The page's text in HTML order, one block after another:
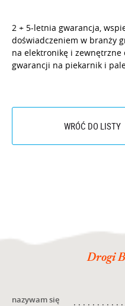
Przepisy
2 + 5-letnia gwarancja,
doświadczeniem w branży
na elektronikę i
gwarancji na piekarnik i
WRÓĆ DO LISTY
Drogi
nazywam się